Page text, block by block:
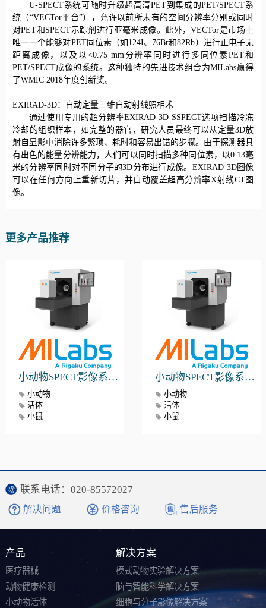
U-SPECT系统可随时升级超高清PET到集成的PET/SPECT系
统（“VECTor平台”），允许以前所未有的空间分辨率分别或同时
对PET和SPECT示踪剂进行亚毫米成像。此外，VECTor是市场上
唯一一个能够对PET同位素（如124I、76Br和82Rb）进行正电子无
距离成像，以及以<0.75 mm分辨率同时进行多同位素PET和
PET/SPECT成像的系统。这种独特的先进技术组合为MILabs赢得
了WMIC 2018年度创新奖。
EXIRAD-3D：自动定量三维自动射线照相术
通过使用专用的超分辨率EXIRAD-3D SSPECT选项扫描冷冻
冷却的组织样本，如完整的器官，研究人员最终可以从定量3D放
射自显影中消除许多繁琐、耗时和容易出错的步骤。由于探测器具
有出色的能量分辨能力，人们可以同时扫描多种同位素，以0.13毫
米的分辨率同时对不同分子的3D分布进行成像。EXIRAD-3D图像
可以在任何方向上重新切片，并自动覆盖超高分辨率X射线CT图
像。
更多产品推荐
小动物SPECT影像系统 U-SPECT
小动物
活体
小鼠
小动物SPECT影像系统 U-SPECT
小动物
活体
小鼠
联系电话：020-85572027
解决问题 价格咨询 售后服务
产品
医疗器械
动物健康检测
小动物活体
解决方案
模式动物实验解决方案
脑与智能科学解决方案
细胞与分子影像解决方案